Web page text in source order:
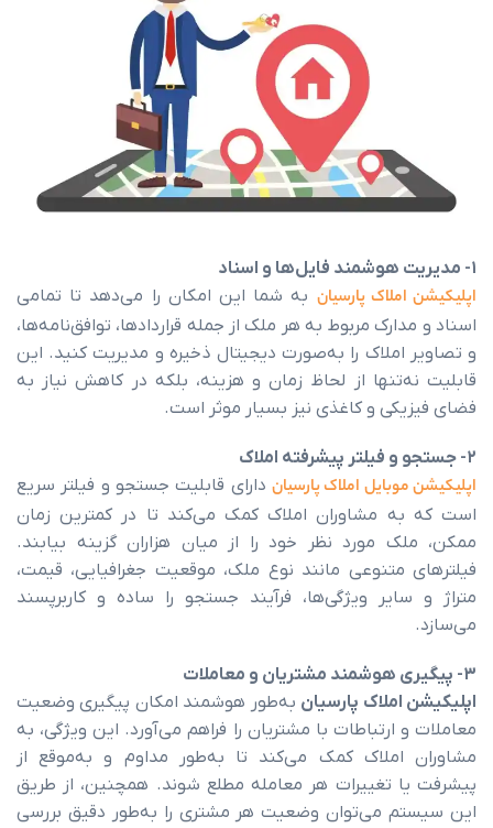
پارسیانبه شما این امکان را می‌دهد تا تمامی
مربوط به هر ملک از جمله قراردادها، توافق‌نامه‌ها،
را به‌صورت دیجیتال ذخیره و مدیریت کنید. این
از لحاظ زمان و هزینه، بلکه در کاهش نیاز به
و کاغذی نیز بسیار موثر است.
املاک پارسیان دارای قابلیت جستجو و فیلتر سریع
مشاوران املاک کمک می‌کند تا در کمترین زمان
مورد نظر خود را از میان هزاران گزینه بیابند.
متنوعی مانند نوع ملک، موقعیت جغرافیایی، قیمت،
ویژگی‌ها، فرآیند جستجو را ساده و کاربرپسند
پارسیانبه‌طور هوشمند امکان پیگیری وضعیت
با مشتریان را فراهم می‌آورد. این ویژگی، به
کمک می‌کند تا به‌طور مداوم و به‌موقع از
تغییرات هر معامله مطلع شوند. همچنین، از طریق
می‌توان وضعیت هر مشتری را به‌طور دقیق بررسی